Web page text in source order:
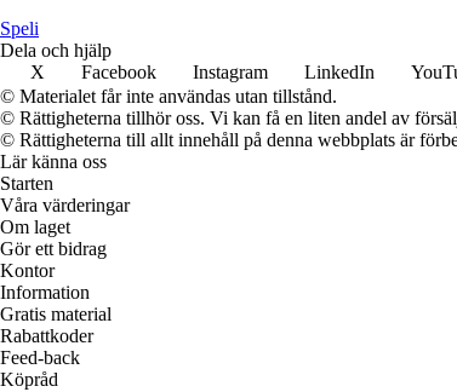
Speli
Dela och hjälp
X
Facebook Instagram LinkedIn
© Materialet får inte användas utan tillstånd.
© Rättigheterna tillhör oss. Vi kan få en liten andel av
© Rättigheterna till allt innehåll på denna webbplats är
Lär känna oss
Starten
Våra värderingar
Om laget
Gör ett bidrag
Kontor
Information
Gratis material
Rabattkoder
Feed-back
Köpråd